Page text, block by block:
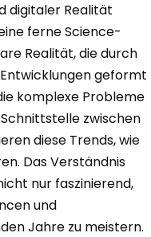
digitaler Realität
ferne Science-
Realität, die durch
geformt
komplexe Probleme
zwischen
diese Trends, wie
Das Verständnis
nur faszinierend,
und
Jahre zu meistern.